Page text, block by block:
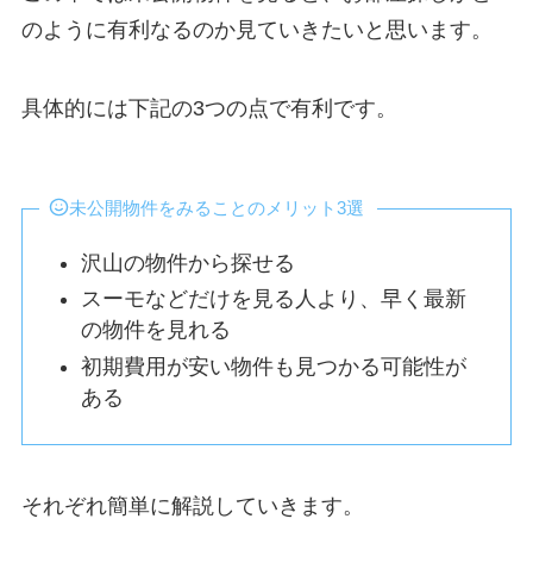
のように有利なるのか見ていきたいと思います。
具体的には下記の3つの点で有利です。
未公開物件をみることのメリット3選
沢山の物件から探せる
スーモなどだけを見る人より、早く最新
の物件を見れる
初期費用が安い物件も見つかる可能性が
ある
それぞれ簡単に解説していきます。